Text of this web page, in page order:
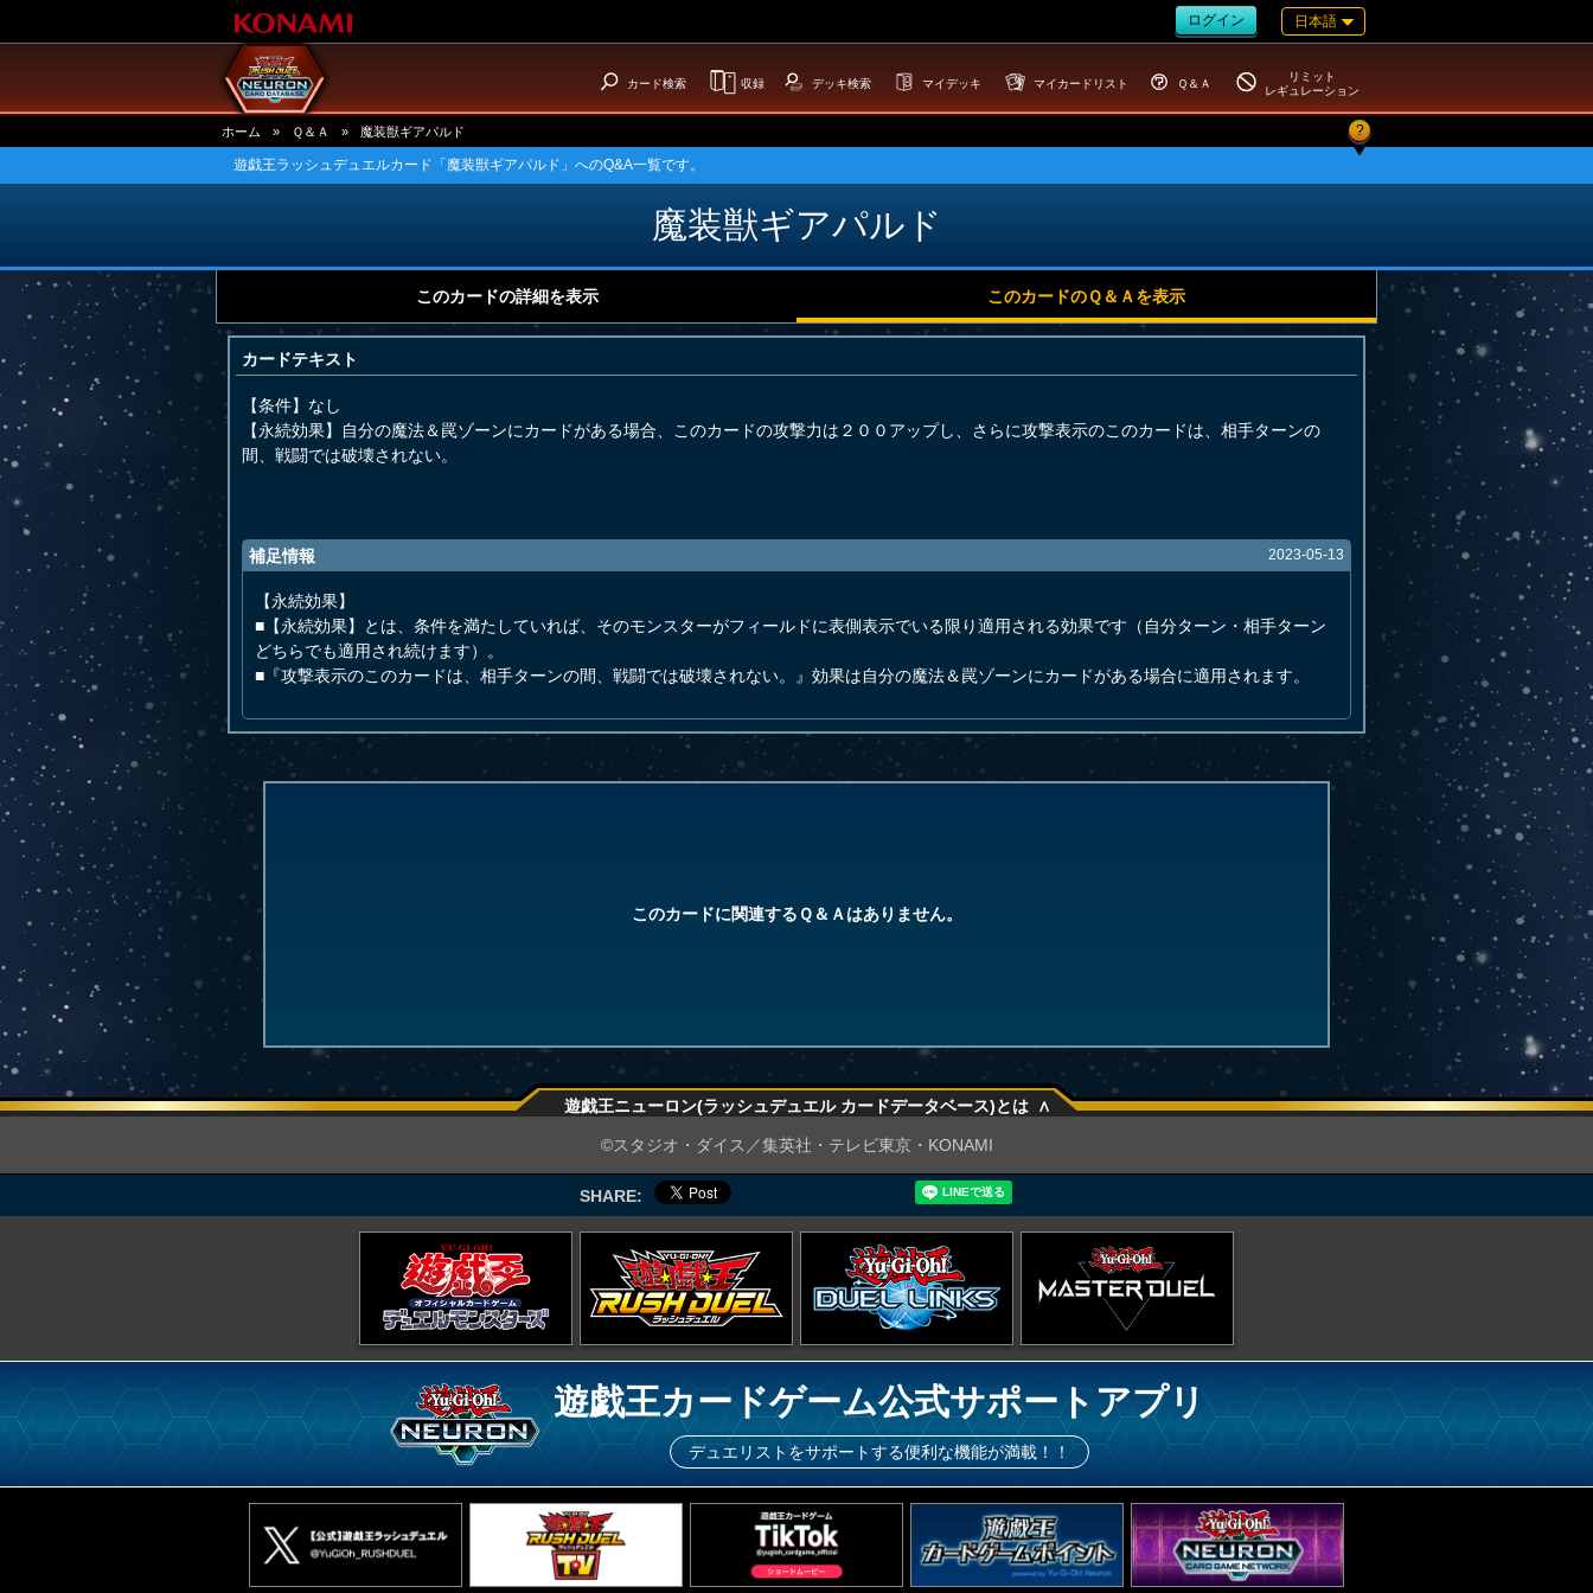
ログイン 日本語
カード検索 収録 デッキ検索 マイデッキ マイカードリスト Ｑ＆Ａ
リミット
レギュレーション
ホーム » Ｑ＆Ａ » 魔装獣ギアパルド ?
遊戯王ラッシュデュエルカード「魔装獣ギアパルド」へのQ&A一覧です。
魔装獣ギアパルド
このカードの詳細を表示 このカードのＱ＆Ａを表示
カードテキスト
【条件】なし
【永続効果】自分の魔法＆罠ゾーンにカードがある場合、このカードの攻撃力は２００アップし、さらに攻撃表示のこのカードは、相手ターンの
間、戦闘では破壊されない。
補足情報 2023-05-13
【永続効果】
■【永続効果】とは、条件を満たしていれば、そのモンスターがフィールドに表側表示でいる限り適用される効果です（自分ターン・相手ターン
どちらでも適用され続けます）。
■『攻撃表示のこのカードは、相手ターンの間、戦闘では破壊されない。』効果は自分の魔法＆罠ゾーンにカードがある場合に適用されます。
このカードに関連するＱ＆Ａはありません。
遊戯王ニューロン(ラッシュデュエル カードデータベース)とは ∧
©スタジオ・ダイス／集英社・テレビ東京・KONAMI
SHARE:
遊戯王カードゲーム公式サポートアプリ
デュエリストをサポートする便利な機能が満載！！